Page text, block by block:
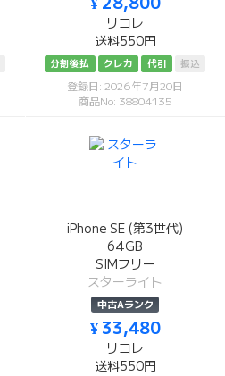
リコレ
送料550円
分割後払 クレカ 代引 振込
登録日: 2026年7月20日
商品No: 38804135
iPhone SE (第3世代)
64GB
SIMフリー
スターライト
中古Aランク
¥ 33,480
リコレ
送料550円